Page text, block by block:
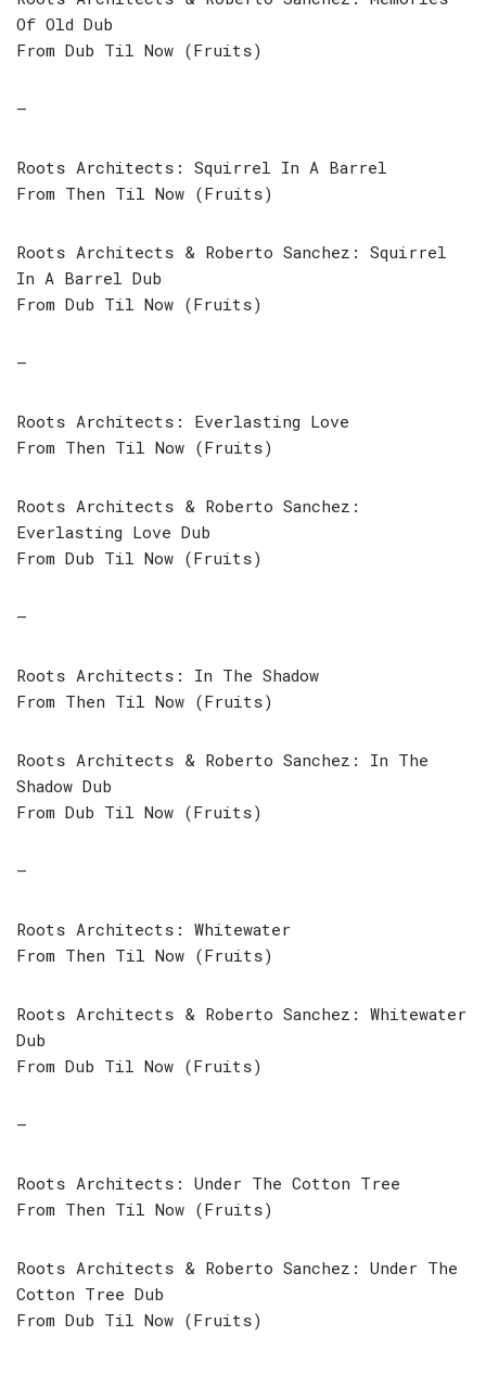
Of Old Dub
From Dub Til Now (Fruits)
–
Roots Architects: Squirrel In A Barrel
From Then Til Now (Fruits)
Roots Architects & Roberto Sanchez: Squirrel
In A Barrel Dub
From Dub Til Now (Fruits)
–
Roots Architects: Everlasting Love
From Then Til Now (Fruits)
Roots Architects & Roberto Sanchez:
Everlasting Love Dub
From Dub Til Now (Fruits)
–
Roots Architects: In The Shadow
From Then Til Now (Fruits)
Roots Architects & Roberto Sanchez: In The
Shadow Dub
From Dub Til Now (Fruits)
–
Roots Architects: Whitewater
From Then Til Now (Fruits)
Roots Architects & Roberto Sanchez: Whitewater
Dub
From Dub Til Now (Fruits)
–
Roots Architects: Under The Cotton Tree
From Then Til Now (Fruits)
Roots Architects & Roberto Sanchez: Under The
Cotton Tree Dub
From Dub Til Now (Fruits)